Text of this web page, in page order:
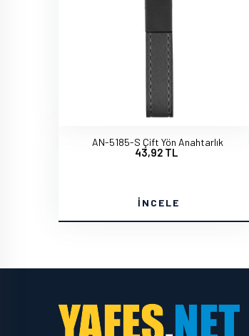
AN-5185-S Çift Yön Anahtarlık
43,92 TL
İNCELE